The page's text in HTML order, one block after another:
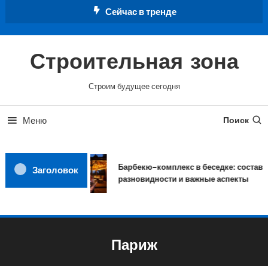
Сейчас в тренде
Строительная зона
Строим будущее сегодня
Меню Поиск
Заголовок
Барбекю-комплекс в беседке: состав,
разновидности и важные аспекты
Париж